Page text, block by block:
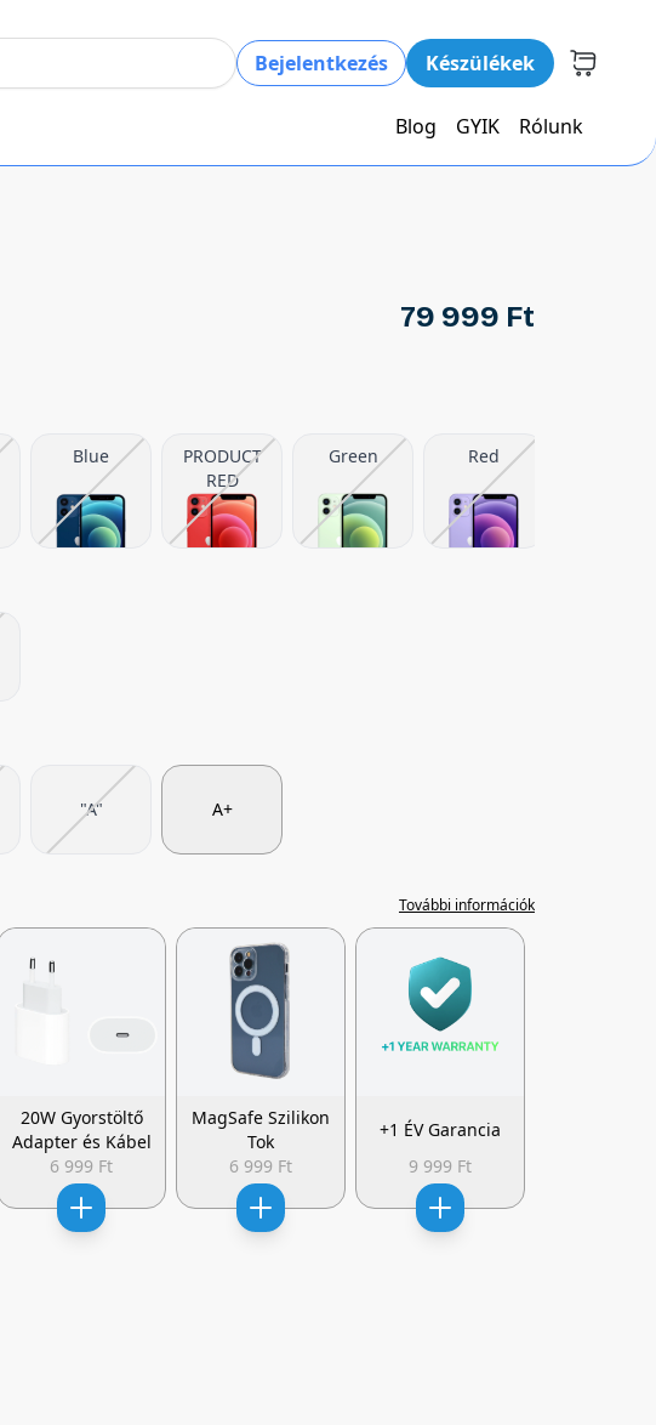
Bejelentkezés Készülékek
Blog GYIK Rólunk
79 999 Ft
Blue
PRODUCT
RED
Green Red
"A" A+
További információk
20W Gyorstöltő
Adapter és Kábel
6 999 Ft
MagSafe Szilikon
Tok
6 999 Ft
+1 ÉV Garancia
9 999 Ft